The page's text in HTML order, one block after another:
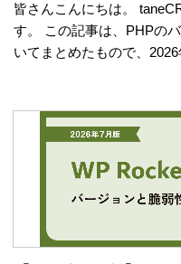
皆さんこんにちは。
す。 この記事は、PHPの
いてまとめたもので、2026